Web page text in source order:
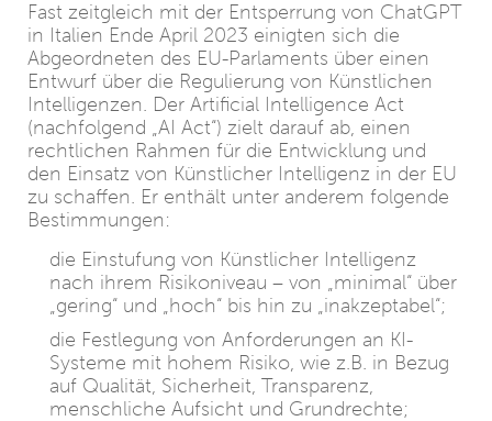
Fast zeitgleich mit der Entsperrung von ChatGPT
in Italien Ende April 2023 einigten sich die
Abgeordneten des EU-Parlaments über einen
Entwurf über die Regulierung von Künstlichen
Intelligenzen. Der Artificial Intelligence Act
(nachfolgend „AI Act“) zielt darauf ab, einen
rechtlichen Rahmen für die Entwicklung und
den Einsatz von Künstlicher Intelligenz in der EU
zu schaffen. Er enthält unter anderem folgende
Bestimmungen:
die Einstufung von Künstlicher Intelligenz
nach ihrem Risikoniveau – von „minimal“ über
„gering“ und „hoch“ bis hin zu „inakzeptabel“;
die Festlegung von Anforderungen an KI-
Systeme mit hohem Risiko, wie z.B. in Bezug
auf Qualität, Sicherheit, Transparenz,
menschliche Aufsicht und Grundrechte;